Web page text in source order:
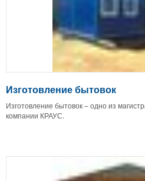
Изготовление бытовок
Изготовление бытовок – одно из
компании КРАУС.